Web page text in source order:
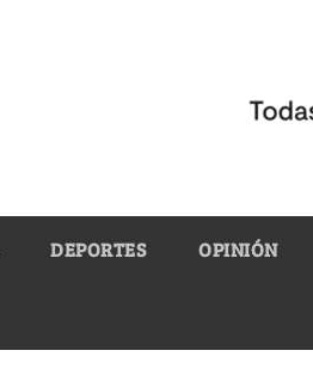
DEPORTES OPINIÓN